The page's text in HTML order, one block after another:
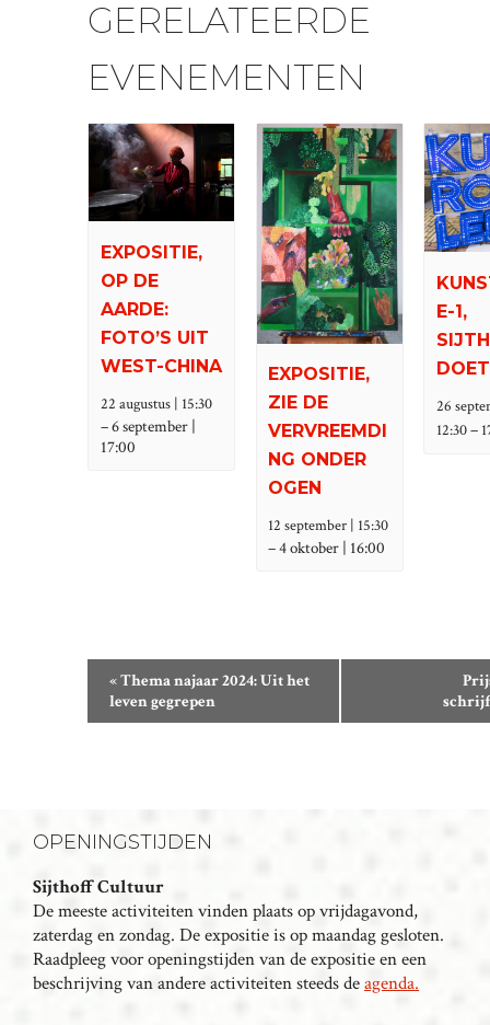
GERELATEERDE
EVENEMENTEN
EXPOSITIE,
OP DE
AARDE:
FOTO’S UIT
WEST-CHINA
22 augustus | 15:30
–6 september |
17:00
EXPOSITIE,
ZIE DE
VERVREEMDI
NG ONDER
OGEN
12 september | 15:30
–4 oktober | 16:00
E-1,
26
12:30–
E
E
T
N
A
V
«Thema najaar 2024: Uit het
leven gegrepen
OPENINGSTIJDEN
Sijthoff Cultuur
De meeste activiteiten vinden plaats op vrijdagavond,
zaterdag en zondag. De expositie is op maandag gesloten.
Raadpleeg voor openingstijden van de expositie en een
beschrijving van andere activiteiten steeds deagenda.